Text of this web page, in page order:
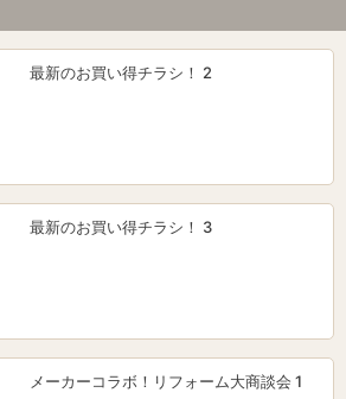
最新のお買い得チラシ！ 2
最新のお買い得チラシ！ 3
メーカーコラボ！リフォーム大商談会 1